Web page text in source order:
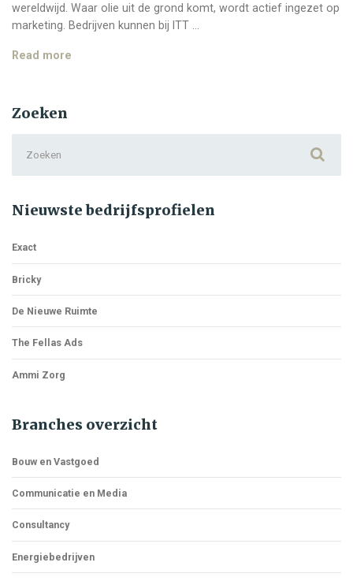
wereldwijd. Waar olie uit de grond komt, wordt actief ingezet op
marketing. Bedrijven kunnen bij ITT …
Read more
Zoeken
for:
Nieuwste bedrijfsprofielen
Exact
Bricky
De Nieuwe Ruimte
The Fellas Ads
Ammi Zorg
Branches overzicht
Bouw en Vastgoed
Communicatie en Media
Consultancy
Energiebedrijven